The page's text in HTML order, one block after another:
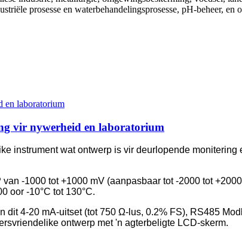
prosesse en waterbehandelingsprosesse, pH-beheer, en
vir nywerheid en laboratorium
instrument wat ontwerp is vir deurlopende
-1000 tot +1000 mV (aanpasbaar tot -2000 tot
oor -10°C tot 130°C.
4-20 mA-uitset (tot 750 Ω-lus, 0.2% FS), RS485
ontwerp met 'n agterbeligte LCD-skerm.